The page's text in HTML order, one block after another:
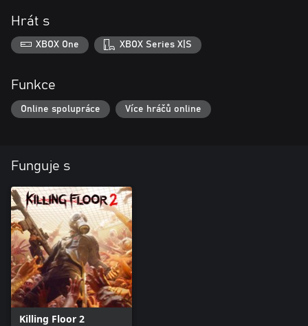
Hrát s
XBOX One XBOX Series X|S
Funkce
Online spolupráce Více hráčů online
Funguje s
Killing Floor 2